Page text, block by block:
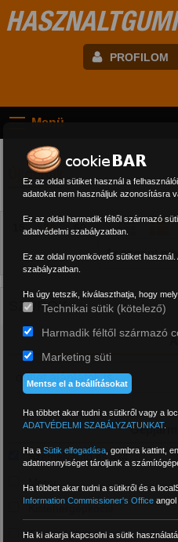
PROFILOM
Regisztráció
Menü
Új gumik
15 30
60
SZŰRŐK
Személyautó és 4x4
Motor
Tehergépkocsi
Ez az oldal sütiket használ a
adatokat nem használjuk azonosításra
Ez az oldal harmadik féltől származó
adatvédelmi szabályzatban.
Ez az oldal nyomkövető sütiket
szabályzatban.
Ha úgy tetszik, kiválaszthatja, hogy
Technikai sütik (kötelező)
Harmadik féltől származó
Marketing süti
Mentse el a beállításokat
Ha többet akar tudni a sütikről vagy a
ADATVÉDELMI SZABÁLYZATUNKAT.
Ha aSütik elfogadása ,gombra kattint,
adatmennyiséget tároljunk a
Ha többet akar tudni a sütikről és a
Information Commissioner's Office angol
Ha ki akarja kapcsolni a sütik